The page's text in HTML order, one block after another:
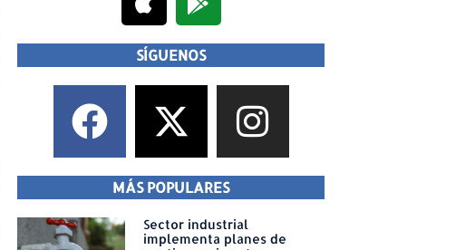
SÍGUENOS
MÁS POPULARES
Sector industrial
implementa planes de